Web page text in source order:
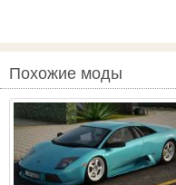
Похожие моды